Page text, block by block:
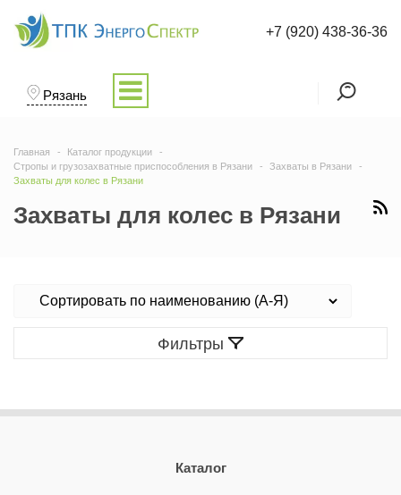
Рязань
+7 (920) 438-36-36
Главная
Каталог продукции
Стропы и грузозахватные приспособления в Рязани
Захваты в Рязани
Захваты для колес в Рязани
Захваты для колес в Рязани
Фильтры
Каталог